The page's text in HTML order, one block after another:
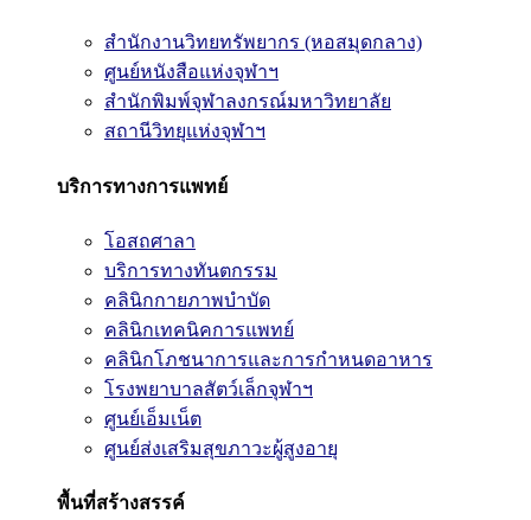
สำนักงานวิทยทรัพยากร (หอสมุดกลาง)
ศูนย์หนังสือแห่งจุฬาฯ
สำนักพิมพ์จุฬาลงกรณ์มหาวิทยาลัย
สถานีวิทยุแห่งจุฬาฯ
บริการทางการแพทย์
โอสถศาลา
บริการทางทันตกรรม
คลินิกกายภาพบำบัด
คลินิกเทคนิคการแพทย์
คลินิกโภชนาการและการกำหนดอาหาร
โรงพยาบาลสัตว์เล็กจุฬาฯ
ศูนย์เอ็มเน็ต
ศูนย์ส่งเสริมสุขภาวะผู้สูงอายุ
พื้นที่สร้างสรรค์